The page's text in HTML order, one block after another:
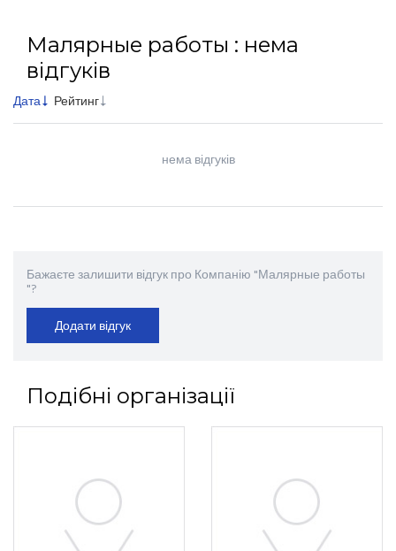
Малярные работы : нема
відгуків
Дата Рейтинг
нема відгуків
Бажаєте залишити відгук про Компанію "Малярные работы
"?
Додати відгук
Подібні організації